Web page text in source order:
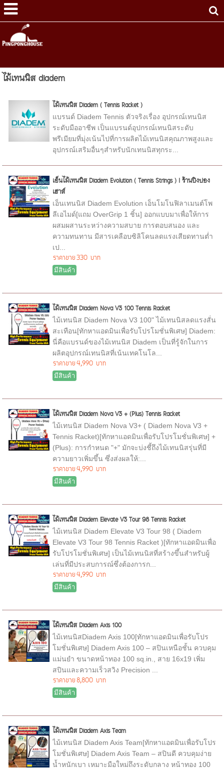
ไม้เทนนิส diadem
ไม้เทนนิส Diadem ( Tennis Racket )
แบรนด์ Diadem Tennis ตัวจริงเรื่อง อุปกรณ์เทนนิส
ระดับมืออาชีพ เป็นแบรนด์อุปกรณ์เทนนิสระดับ
พรีเมียมที่มุ่งเน้นไปที่การผลิตไม้เทนนิสคุณภาพสูงและ
อุปกรณ์เสริมอื่นๆสำหรับนักเทนนิสทุกระ...
เอ็นไม้เทนนิส Diadem Evolution ( Tennis Strings ) I ร้านปิงปอง
เฮาส์
เอ็นเทนนิส Diadem Evolution เอ็นโมโนฟิลาเมนต์โพ
ลีเอไมด์[แถม OverGrip 1 ชิ้น] ออกแบบมาเพื่อให้การ
ผสมผสานระหว่างความสบาย การตอบสนอง และ
ความทนทาน มีสารเคลือบซิลิโคนลดแรงเสียดทานต่ำ
เป...
ราคาขาย330 บาท
มีสินค้า
ไม้เทนนิส Diadem Nova V3 100 Tennis Racket
ไม้เทนนิส Diadem Nova V3 100" ไม้เทนนิสลดแรงสั่น
สะเทือน[ทักหาแอดมินเพื่อรับโปรโมชั่นพิเศษ] Diadem:
นี่คือแบรนด์ของไม้เทนนิส Diadem เป็นที่รู้จักในการ
ผลิตอุปกรณ์เทนนิสที่เน้นเทคโนโล...
ราคาขาย4,990 บาท
มีสินค้า
ไม้เทนนิส Diadem Nova V3 + (Plus) Tennis Racket
ไม้เทนนิส Diadem Nova V3+ ( Diadem Nova V3 +
Tennis Racket)[ทักหาแอดมินเพื่อรับโปรโมชั่นพิเศษ] +
(Plus): การกำหนด "+" มักจะบ่งชี้ถึงไม้เทนนิสรุ่นที่มี
ความยาวเพิ่มขึ้น ซึ่งส่งผลให้:...
ราคาขาย4,990 บาท
มีสินค้า
ไม้เทนนิส Diadem Elevate V3 Tour 98 Tennis Racket
ไม้เทนนิส Diadem Elevate V3 Tour 98 ( Diadem
Elevate V3 Tour 98 Tennis Racket )[ทักหาแอดมินเพื่อ
รับโปรโมชั่นพิเศษ] เป็นไม้เทนนิสที่สร้างขึ้นสำหรับผู้
เล่นที่มีประสบการณ์ซึ่งต้องการก...
ราคาขาย4,990 บาท
มีสินค้า
ไม้เทนนิส Diadem Axis 100
ไม้เทนนิสDiadem Axis 100[ทักหาแอดมินเพื่อรับโปร
โมชั่นพิเศษ] Diadem Axis 100 – สปินเหนือชั้น ควบคุม
แม่นยำ ขนาดหน้าทอง 100 sq.in., สาย 16x19 เพิ่ม
สปินและความเร็วสวิง Precision ...
ราคาขาย8,800 บาท
มีสินค้า
ไม้เทนนิส Diadem Axis Team
ไม้เทนนิส Diadem Axis Team[ทักหาแอดมินเพื่อรับโปร
โมชั่นพิเศษ] Diadem Axis Team – สปินดี ควบคุมง่าย
น้ำหนักเบา เหมาะมือใหม่ถึงระดับกลาง หน้าทอง 100